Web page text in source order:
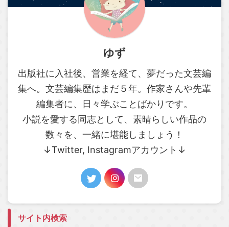
ゆず
出版社に入社後、営業を経て、夢だった文芸編
集へ。文芸編集歴はまだ５年。作家さんや先輩
編集者に、日々学ぶことばかりです。
小説を愛する同志として、素晴らしい作品の
数々を、一緒に堪能しましょう！
↓Twitter, Instagramアカウント↓
サイト内検索